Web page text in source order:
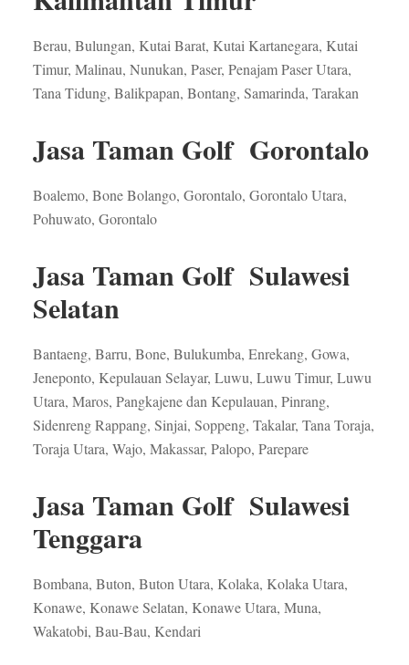
Berau, Bulungan, Kutai Barat, Kutai Kartanegara, Kutai
Timur, Malinau, Nunukan, Paser, Penajam Paser Utara,
Tana Tidung, Balikpapan, Bontang, Samarinda, Tarakan
Jasa Taman Golf Gorontalo
Boalemo, Bone Bolango, Gorontalo, Gorontalo Utara,
Pohuwato, Gorontalo
Jasa Taman Golf Sulawesi
Selatan
Bantaeng, Barru, Bone, Bulukumba, Enrekang, Gowa,
Jeneponto, Kepulauan Selayar, Luwu, Luwu Timur, Luwu
Utara, Maros, Pangkajene dan Kepulauan, Pinrang,
Sidenreng Rappang, Sinjai, Soppeng, Takalar, Tana Toraja,
Toraja Utara, Wajo, Makassar, Palopo, Parepare
Jasa Taman Golf Sulawesi
Tenggara
Bombana, Buton, Buton Utara, Kolaka, Kolaka Utara,
Konawe, Konawe Selatan, Konawe Utara, Muna,
Wakatobi, Bau-Bau, Kendari